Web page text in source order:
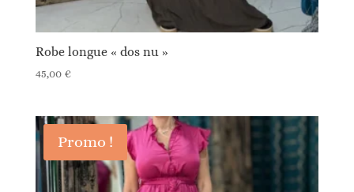
Robe longue « dos nu »
45,00 €
Promo !